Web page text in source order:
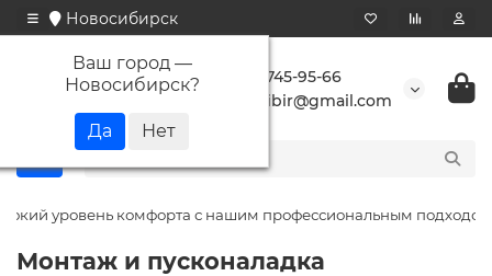
Новосибирск
Ваш город —
Новосибирск?
+7 923 745-95-66
buransibir@gmail.com
уровень комфорта с нашим профессиональным подходом
Монтаж и пусконаладка